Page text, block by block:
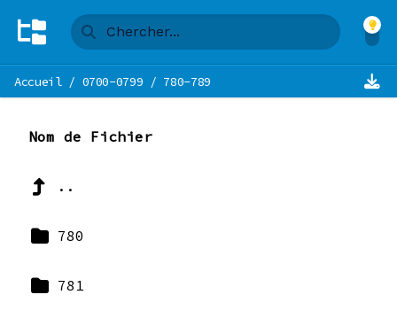
Accueil/ 0700-0799 / 780-789
Nom de Fichier
..
780
781